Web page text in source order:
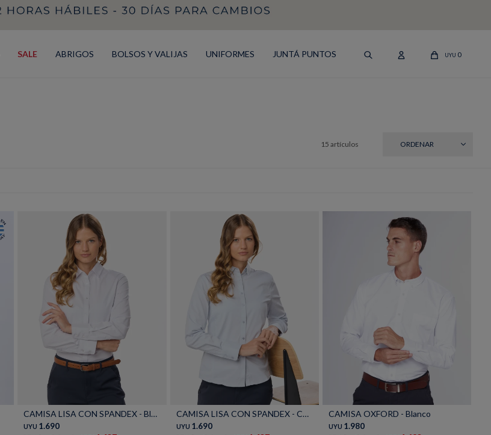
SALE ABRIGOS BOLSOS Y VALIJAS UNIFORMES JUNTÁ PUNTOS UYU 0
15 artículos
CAMISA LISA CON SPANDEX - Blanco
UYU 1.690
CAMISA LISA CON SPANDEX - Celeste
UYU 1.690
CAMISA OXFORD - Blanco
UYU 1.980